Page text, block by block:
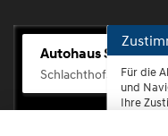
Autohaus Scherhag
Schlachthofstr. 68,
Für die
und
Ihre